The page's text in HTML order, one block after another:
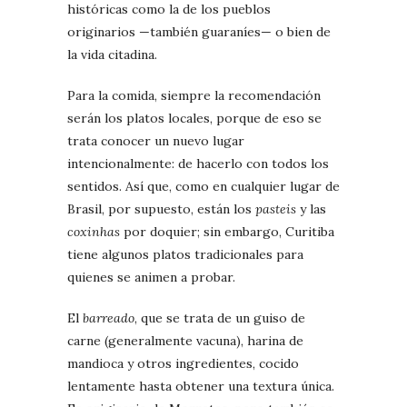
históricas como la de los pueblos
originarios —también guaraníes— o bien de
la vida citadina.
Para la comida, siempre la recomendación
serán los platos locales, porque de eso se
trata conocer un nuevo lugar
intencionalmente: de hacerlo con todos los
sentidos. Así que, como en cualquier lugar de
Brasil, por supuesto, están los pasteis y las
coxinhas por doquier; sin embargo, Curitiba
tiene algunos platos tradicionales para
quienes se animen a probar.
El barreado, que se trata de un guiso de
carne (generalmente vacuna), harina de
mandioca y otros ingredientes, cocido
lentamente hasta obtener una textura única.